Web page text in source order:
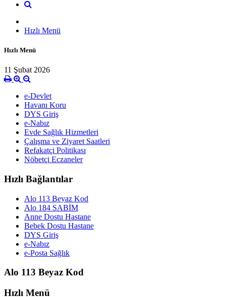
Hızlı Menü
Hızlı Menü
11 Şubat 2026
e-Devlet
Havanı Koru
DYS Giriş
e-Nabız
Evde Sağlık Hizmetleri
Çalışma ve Ziyaret Saatleri
Refakatçi Politikası
Nöbetçi Eczaneler
Hızlı Bağlantılar
Alo 113 Beyaz Kod
Alo 184 SABİM
Anne Dostu Hastane
Bebek Dostu Hastane
DYS Giriş
e-Nabız
e-Posta Sağlık
Alo 113 Beyaz Kod
Hızlı Menü